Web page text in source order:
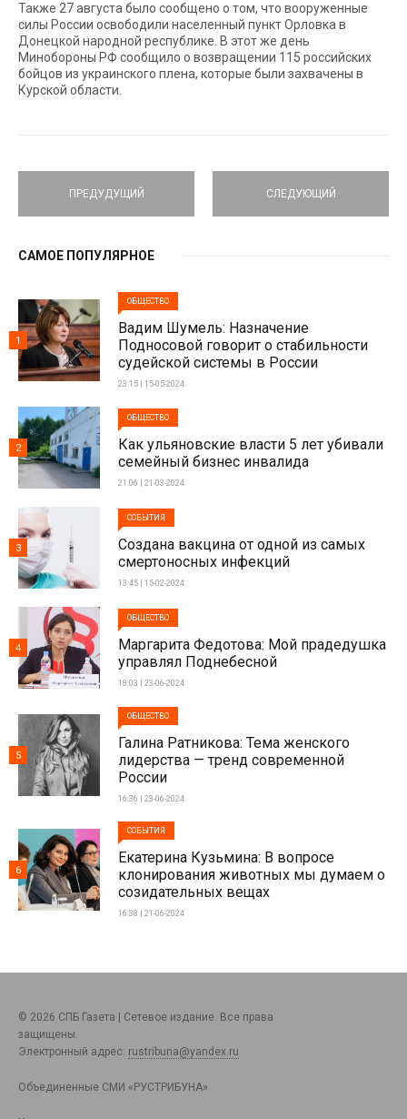
Также 27 августа было сообщено о том, что вооруженные
силы России освободили населенный пункт Орловка в
Донецкой народной республике. В этот же день
Минобороны РФ сообщило о возвращении 115 российских
бойцов из украинского плена, которые были захвачены в
Курской области.
ПРЕДУДУЩИЙ СЛЕДУЮЩИЙ
САМОЕ ПОПУЛЯРНОЕ
ОБЩЕСТВО
Вадим Шумель: Назначение
Подносовой говорит о стабильности
судейской системы в России
23:15 | 15-05-2024
1
ОБЩЕСТВО
Как ульяновские власти 5 лет убивали
семейный бизнес инвалида
21:06 | 21-03-2024
2
СОБЫТИЯ
Создана вакцина от одной из самых
смертоносных инфекций
13:45 | 15-02-2024
3
ОБЩЕСТВО
Маргарита Федотова: Мой прадедушка
управлял Поднебесной
18:03 | 23-06-2024
4
ОБЩЕСТВО
Галина Ратникова: Тема женского
лидерства — тренд современной
России
16:36 | 23-06-2024
5
СОБЫТИЯ
Екатерина Кузьмина: В вопросе
клонирования животных мы думаем о
созидательных вещах
16:38 | 21-06-2024
6
© 2026 СПБ Газета | Сетевое издание. Все права
защищены.
Электронный адрес: rustribuna@yandex.ru
Объединенные СМИ «РУСТРИБУНА»